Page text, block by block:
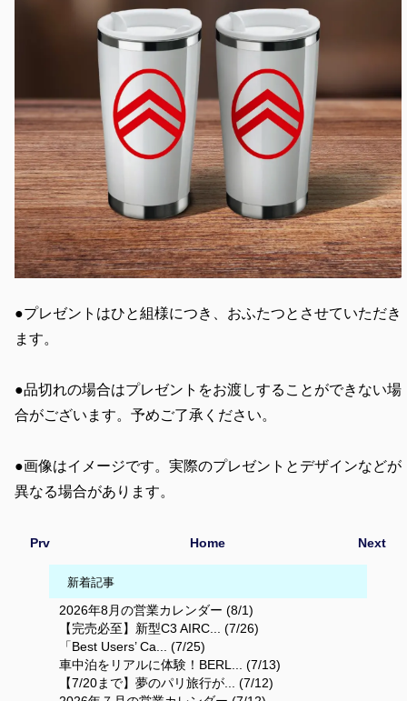
●プレゼントはひと組様につき、おふたつとさせていただき
ます。
●品切れの場合はプレゼントをお渡しすることができない場
合がございます。予めご了承ください。
●画像はイメージです。実際のプレゼントとデザインなどが
異なる場合があります。
Prv Next
Home
新着記事
2026年8月の営業カレンダー (8/1)
【完売必至】新型C3 AIRC... (7/26)
「Best Users’ Ca... (7/25)
車中泊をリアルに体験！BERL... (7/13)
【7/20まで】夢のパリ旅行が... (7/12)